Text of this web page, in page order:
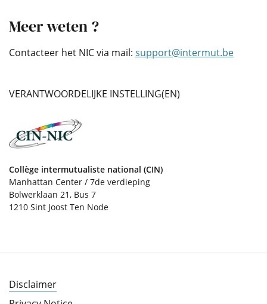
Meer weten ?
Contacteer het NIC via mail: support@intermut.be
VERANTWOORDELIJKE INSTELLING(EN)
Collège intermutualiste national (CIN)
Manhattan Center / 7de verdieping
Bolwerklaan 21, Bus 7
1210 Sint Joost Ten Node
Disclaimer